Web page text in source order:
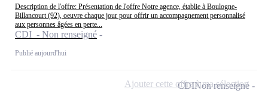
Description de l'offre: Présentation de l'offre Notre agence, établie à Boulogne-
Billancourt (92), oeuvre chaque jour pour offrir un accompagnement personnalisé
aux personnes âgées en perte...
CDI - Non renseigné
Publié aujourd'hui
CDINon renseigné
Ajouter cette offre à ma sélection